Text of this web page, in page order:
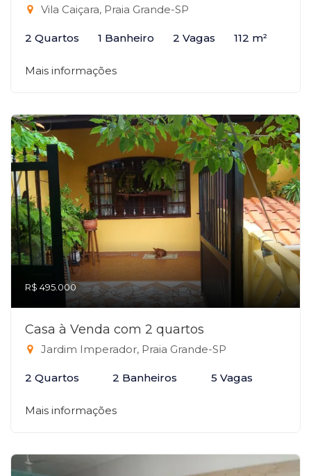
Vila Caiçara, Praia Grande-SP
2 Quartos 1 Banheiro 2 Vagas 112 m²
Mais informações
R$ 495.000
Casa à Venda com 2 quartos
Jardim Imperador, Praia Grande-SP
2 Quartos 2 Banheiros 5 Vagas
Mais informações